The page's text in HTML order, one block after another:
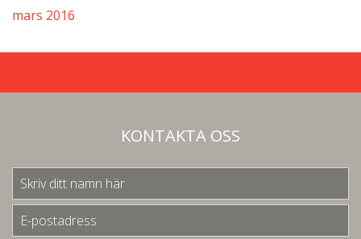
mars 2016
KONTAKTA OSS